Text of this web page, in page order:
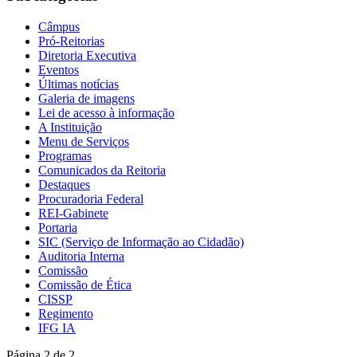
Câmpus
Pró-Reitorias
Diretoria Executiva
Eventos
Últimas notícias
Galeria de imagens
Lei de acesso à informação
A Instituição
Menu de Serviços
Programas
Comunicados da Reitoria
Destaques
Procuradoria Federal
REI-Gabinete
Portaria
SIC (Serviço de Informação ao Cidadão)
Auditoria Interna
Comissão
Comissão de Ética
CISSP
Regimento
IFG IA